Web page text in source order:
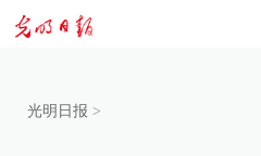
光明日报 >